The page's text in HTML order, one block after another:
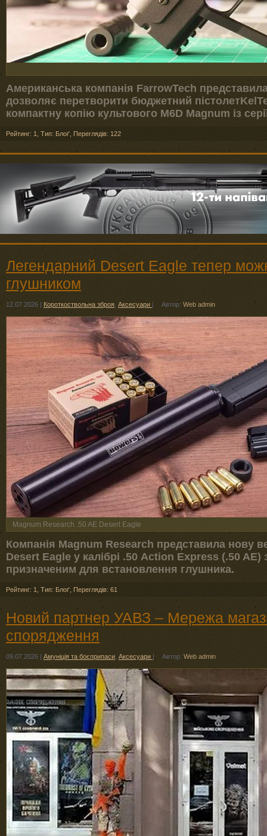
Американська компанія FarrowTech
дозволяє перетворити бюджетний
компактну копію культового M6D Magnum із
Рейтинг: 1 Тип: Блоґ Переглядів: 122
Легендарний Desert Eagle тепер
глушником
12.07.2026 | Короткоствольна зброя Аксесуари | Автор: Web admin
Magnum Research .50 AE Desert Eagle
Компанія Magnum Research представила нову
Desert Eagle у калібрі .50 Action Express (.50
призначеним для встановлення глушника.
Рейтинг: 1 Тип: Блоґ Переглядів: 61
Новий партнер УАВЗ – Мережа
спорядження
09.07.2026 | Амуніція та боєприпаси Аксесуари | Автор: Web admin